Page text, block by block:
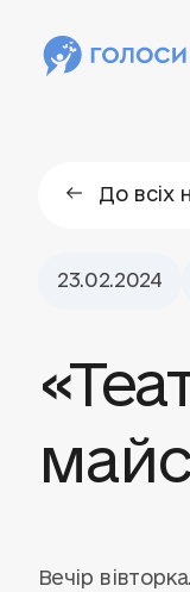
До всіх
23.02.2024
Вечір